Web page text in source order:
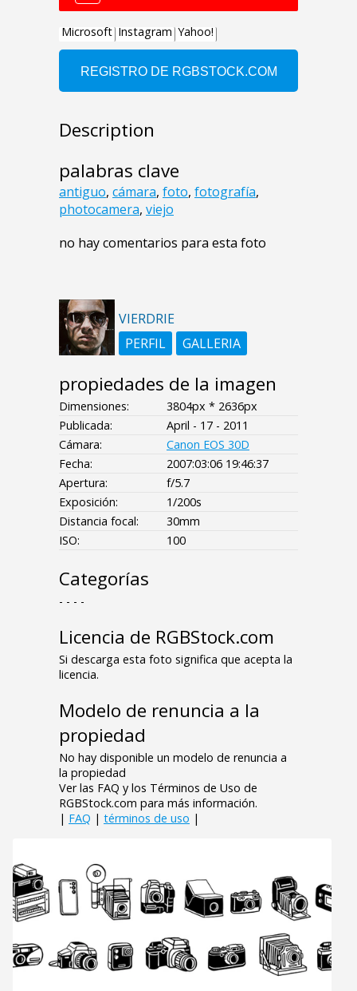
Description
palabras clave
antiguo, cámara, foto, fotografía,
photocamera, viejo
no hay comentarios para esta foto
VIERDRIE
PERFIL
GALLERIA
propiedades de la imagen
Dimensiones:
3804px * 2636px
Publicada:
April - 17 - 2011
Cámara:
Canon EOS 30D
Fecha:
2007:03:06 19:46:37
Apertura:
f/5.7
Exposición:
1/200s
Distancia focal:
30mm
ISO:
100
Categorías
- - - -
Licencia de RGBStock.com
Si descarga esta foto significa que acepta la
licencia.
Modelo de renuncia a la
propiedad
No hay disponible un modelo de renuncia a
la propiedad
Ver las FAQ y los Términos de Uso de
RGBStock.com para más información.
| FAQ | términos de uso |